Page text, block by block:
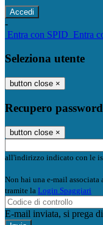
-
Entra con SPID Entra
Seleziona utente
button close ×
Recupero password
button close ×
all'indirizzo indicato con le
Non hai una e-mail associata
tramite la Login Spaggiari
E-mail inviata, si prega